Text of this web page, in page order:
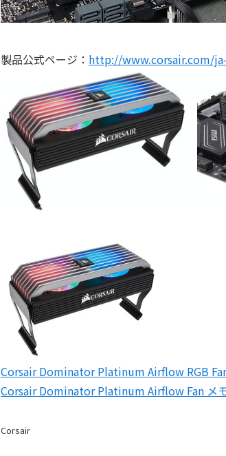
製品公式ページ： http://www.corsair.com/
Corsair Dominator Platinum Airflow RGB
Corsair Dominator Platinum Airflow Fan メ
Corsair